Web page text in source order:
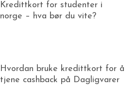
Kredittkort for studenter i
norge – hva bør du vite?
Hvordan bruke kredittkort for å
tjene cashback på Dagligvarer